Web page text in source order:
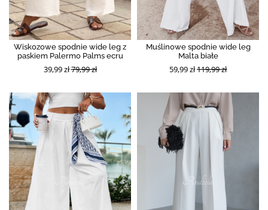
Wiskozowe spodnie wide leg z
paskiem Palermo Palms ecru
39,99 zł79,99 zł
Muślinowe spodnie wide leg
Malta białe
59,99 zł119,99 zł